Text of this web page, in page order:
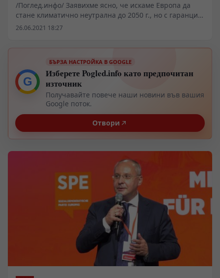
/Поглед.инфо/ Заявихме ясно, че искаме Европа да
стане климатично неутрална до 2050 г., но с гаранции,
че никой няма да бъде изоставен. Всички ще станат
създават нови и по-добри работни места, по-добра
социална закрила, кръгова икономика, по-чист
въздух, по-качествена храна – всичко това трябва да е
достъпно за всички европейци.
26.06.2021 18:27
G
БЪРЗА НАСТРОЙКА В GOOGLE
Изберете Pogled.info като предпочитан
източник
Получавайте повече наши новини във вашия
Google поток.
Отвори